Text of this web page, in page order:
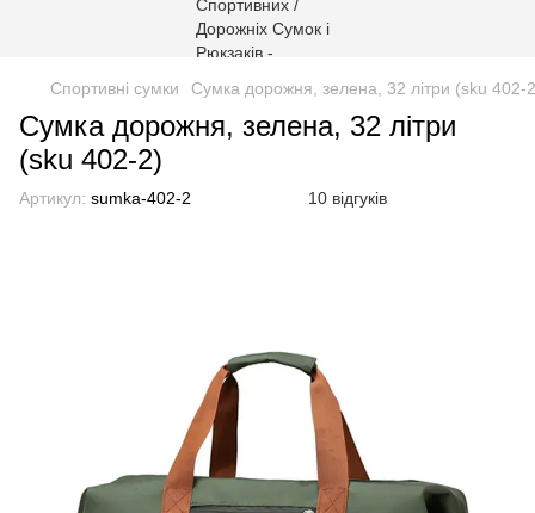
Спортивні сумки Сумка дорожня, зелена, 32 літри (sku 402-
Сумка дорожня, зелена, 32 літри
(sku 402-2)
Артикул: sumka-402-2 10 відгуків